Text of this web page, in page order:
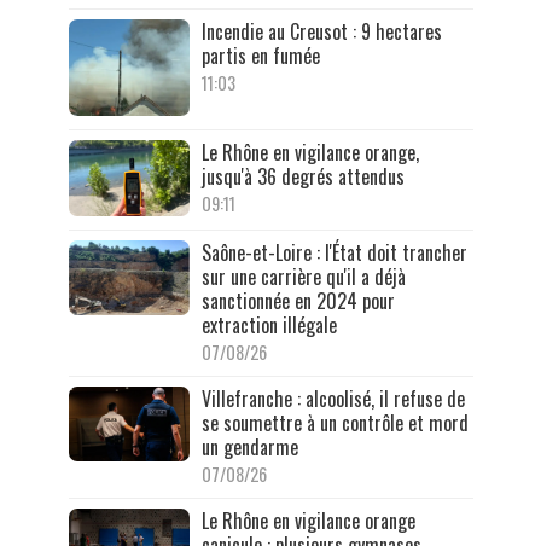
Incendie au Creusot : 9 hectares
partis en fumée
11:03
Le Rhône en vigilance orange,
jusqu'à 36 degrés attendus
09:11
Saône-et-Loire : l'État doit trancher
sur une carrière qu'il a déjà
sanctionnée en 2024 pour
extraction illégale
07/08/26
Villefranche : alcoolisé, il refuse de
se soumettre à un contrôle et mord
un gendarme
07/08/26
Le Rhône en vigilance orange